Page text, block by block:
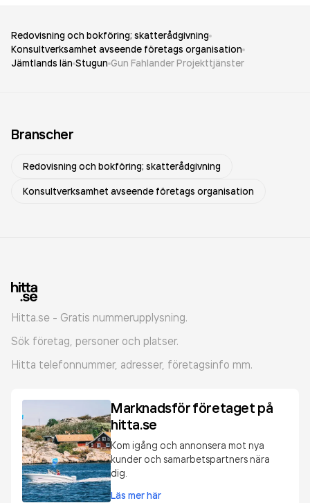
Redovisning och bokföring; skatterådgivning
Konsultverksamhet avseende företags organisation
Jämtlands län Stugun Gun Fahlander Projekttjänster
Branscher
Redovisning och bokföring; skatterådgivning
Konsultverksamhet avseende företags organisation
Hitta.se - Gratis nummerupplysning.
Sök företag, personer och platser.
Hitta telefonnummer, adresser, företagsinfo mm.
Marknadsför företaget på
hitta.se
Kom igång och annonsera mot nya
kunder och samarbetspartners nära
dig.
Läs mer här